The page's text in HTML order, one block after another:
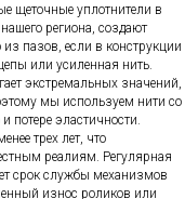
щеточные уплотнители в
региона, создают
пазов, если в конструкции
или усиленная нить.
экстремальных значений,
мы используем нити со
потере эластичности.
трех лет, что
реалиям. Регулярная
срок службы механизмов
износ роликов или